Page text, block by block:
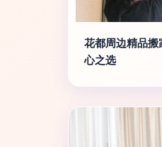
花都周边精品
心之选